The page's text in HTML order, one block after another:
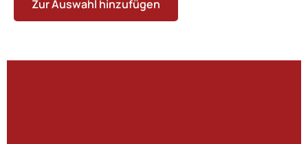
Zur Auswahl hinzufügen